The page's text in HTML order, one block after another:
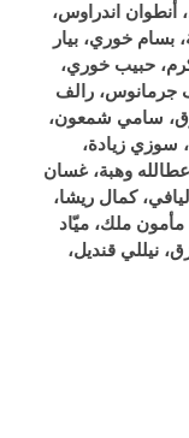
أنطوان اندراوس،
بسام خوري، بيار
حبيب خوري،
جرمانوس، رالف
سامي شمعون،
سوزي زيادة،
وهبة، غسان
كمال ريشا،
مأمون ملك، ميّاد
نيللي قنديل،